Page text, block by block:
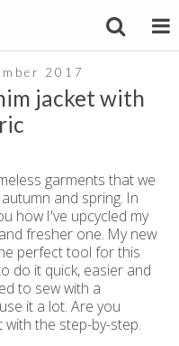
2017
jacket with
garments that we
and spring. In
how I've upcycled my
fresher one. My new
perfect tool for this
do it quick, easier and
to sew with a
it a lot. Are you
the step-by-step.